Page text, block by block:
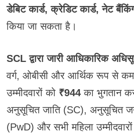
डेबिट कार्ड, क्रेडिट कार्ड, नेट
किया जा सकता है।
SCL द्वारा जारी आधिकारिक
वर्ग, ओबीसी और आर्थिक रूप से
उम्मीदवारों को ₹944का भुगतान
अनुसूचित जाति (SC), अनुसूचित
(PwD) और सभी महिला